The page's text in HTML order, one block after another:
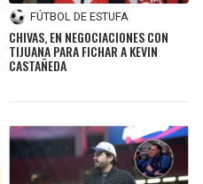
FÚTBOL DE ESTUFA
CHIVAS, EN NEGOCIACIONES CON
TIJUANA PARA FICHAR A KEVIN
CASTAÑEDA